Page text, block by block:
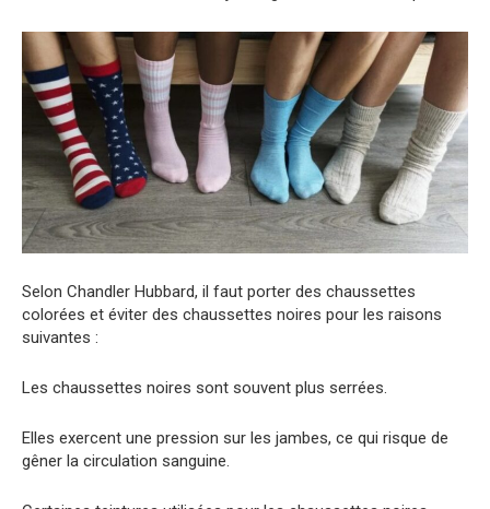
Selon Chandler Hubbard, il faut porter des chaussettes
colorées et éviter des chaussettes noires pour les raisons
suivantes :
Les chaussettes noires sont souvent plus serrées.
Elles exercent une pression sur les jambes, ce qui risque de
gêner la circulation sanguine.